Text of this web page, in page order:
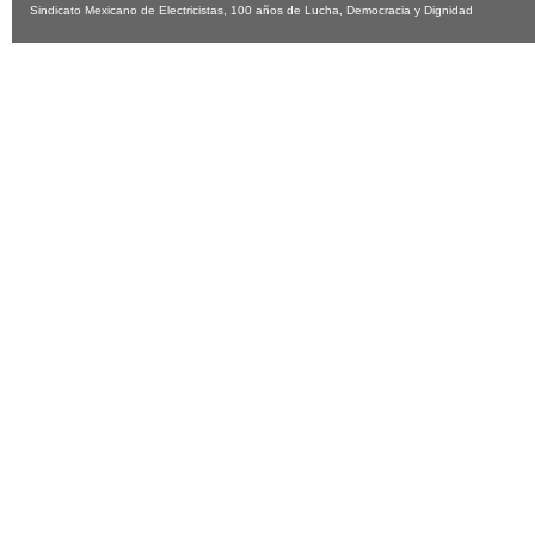
Sindicato Mexicano de Electricistas, 100 años de Lucha, Democracia y Dignidad